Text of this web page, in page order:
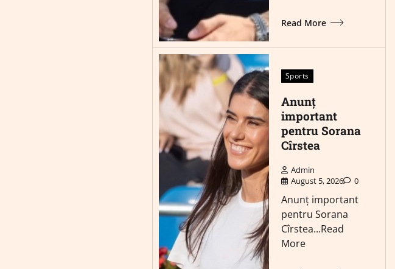
Read More
Sports
Anunț
important
pentru Sorana
Cîrstea
Admin
August 5, 2026
0
Anunț important
pentru Sorana
Cîrstea...Read
More